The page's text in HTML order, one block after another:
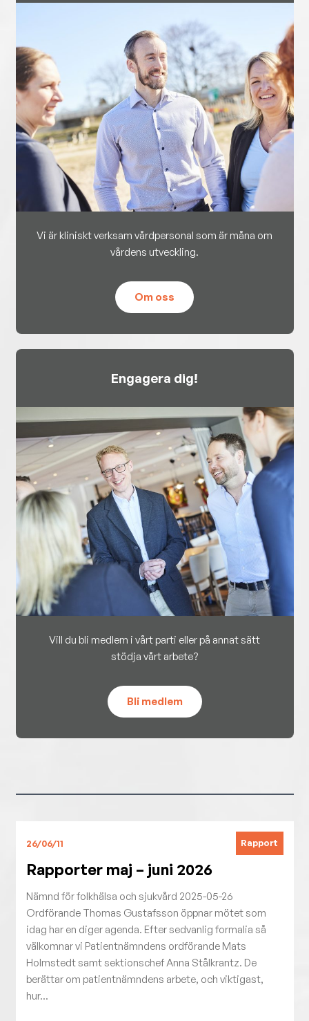
Vi är kliniskt verksam vårdpersonal som är måna om
vårdens utveckling.
Om oss
Engagera dig!
Vill du bli medlem i vårt parti eller på annat sätt
stödja vårt arbete?
Bli medlem
26/06/11 Rapport
Rapporter maj – juni 2026
Nämnd för folkhälsa och sjukvård 2025-05-26
Ordförande Thomas Gustafsson öppnar mötet som
idag har en diger agenda. Efter sedvanlig formalia så
välkomnar vi Patientnämndens ordförande Mats
Holmstedt samt sektionschef Anna Stålkrantz. De
berättar om patientnämndens arbete, och viktigast,
hur...